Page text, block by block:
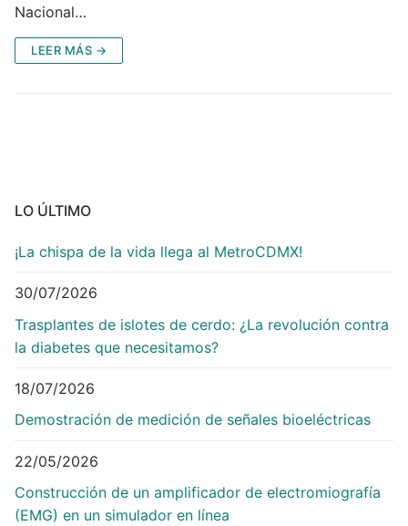
Nacional…
LEER MÁS →
LO ÚLTIMO
¡La chispa de la vida llega al MetroCDMX!
30/07/2026
Trasplantes de islotes de cerdo: ¿La revolución contra
la diabetes que necesitamos?
18/07/2026
Demostración de medición de señales bioeléctricas
22/05/2026
Construcción de un amplificador de electromiografía
(EMG) en un simulador en línea